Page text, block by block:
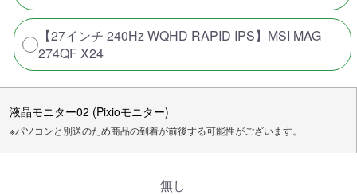
【27インチ 240Hz WQHD RAPID IPS】MSI MAG
274QF X24
液晶モニター02 (Pixioモニター)
※パソコンと別送のため商品の到着が前後する可能性がございます。
無し